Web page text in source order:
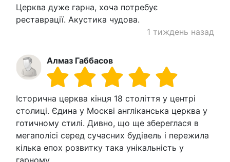
Церква дуже гарна, хоча потребує
реставрації. Акустика чудова.
1 тиждень назад
Алмаз Габбасов
Історична церква кінця 18 століття у центрі
столиці. Єдина у Москві англіканська церква у
готичному стилі. Дивно, що ще збереглася в
мегаполісі серед сучасних будівель і пережила
кілька епох розвитку така унікальність у